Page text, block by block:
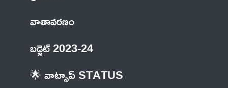
వాతావరణం
బడ్జెట్ 2023-24
🌟 వాట్సాప్ STATUS